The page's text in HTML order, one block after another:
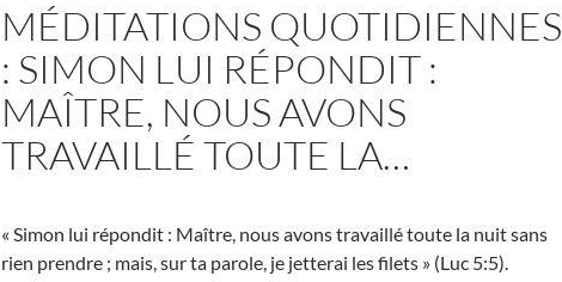
MÉDITATIONS QUOTIDIENNES
: SIMON LUI RÉPONDIT :
MAÎTRE, NOUS AVONS
TRAVAILLÉ TOUTE LA…
« Simon lui répondit : Maître, nous avons travaillé toute la nuit sans
rien prendre ; mais, sur ta parole, je jetterai les filets » (Luc 5:5).